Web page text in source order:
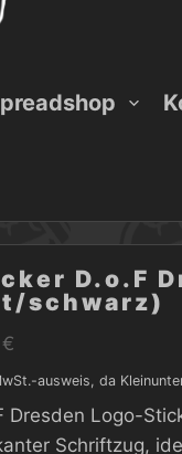
D.o.F
schwarz)
€
ausweis, da
Dresden Logo-
Schriftzug,